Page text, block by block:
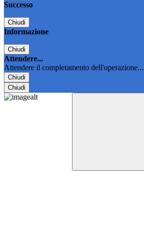
Successo
Chiudi
Informazione
Chiudi
Attendere...
Attendere il completamento dell'operazione...
Chiudi
Chiudi